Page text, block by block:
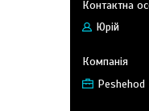
Юрій
Peshehod